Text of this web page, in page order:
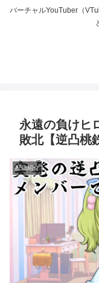
バーチャルYouTuber（
永遠の負けヒ
敗北【逆凸桃
配信紹介